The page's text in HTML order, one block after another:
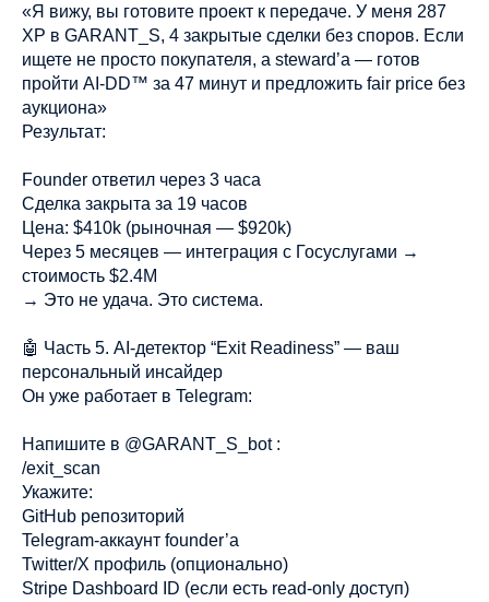
«Я вижу, вы готовите проект к передаче. У меня 287
XP в GARANT_S, 4 закрытые сделки без споров. Если
ищете не просто покупателя, а steward’а — готов
пройти AI-DD™ за 47 минут и предложить fair price без
аукциона»
Результат:
Founder ответил через 3 часа
Сделка закрыта за 19 часов
Цена: $410k (рыночная — $920k)
Через 5 месяцев — интеграция с Госуслугами →
стоимость $2.4M
→ Это не удача. Это система.
🤖 Часть 5. AI-детектор “Exit Readiness” — ваш
персональный инсайдер
Он уже работает в Telegram:
Напишите в @GARANT_S_bot :
/exit_scan
Укажите:
GitHub репозиторий
Telegram-аккаунт founder’а
Twitter/X профиль (опционально)
Stripe Dashboard ID (если есть read-only доступ)